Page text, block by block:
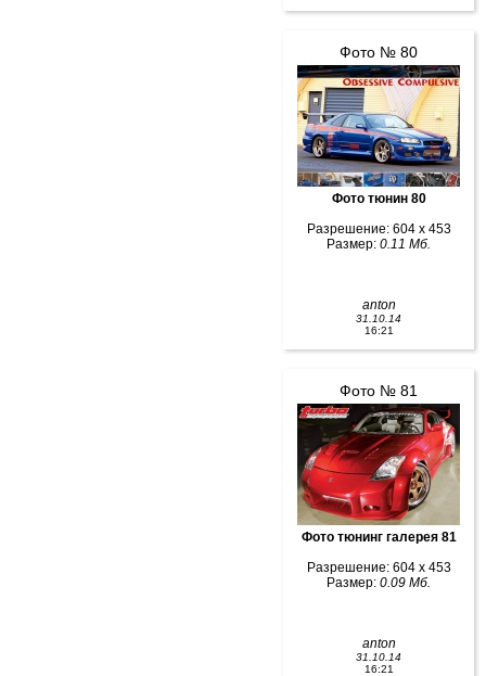
Фото № 80
Фото тюнин 80
Разрешение: 604 x 453
Размер: 0.11 Мб.
anton
31.10.14
16:21
Фото № 81
Фото тюнинг галерея 81
Разрешение: 604 x 453
Размер: 0.09 Мб.
anton
31.10.14
16:21